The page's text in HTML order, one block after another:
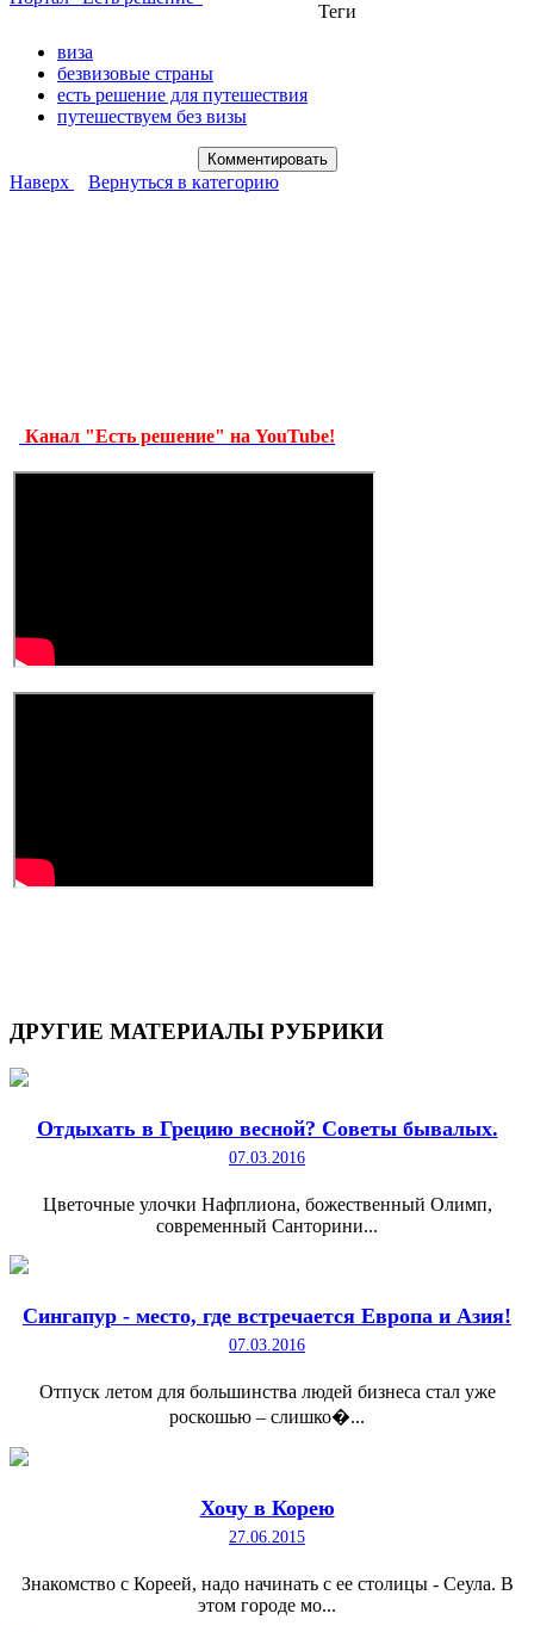
Теги
виза
безвизовые страны
есть решение для путешествия
путешествуем без визы
Наверх Вернуться в категорию
Канал "Есть решение" на YouTube!
ДРУГИЕ МАТЕРИАЛЫ РУБРИКИ
Отдыхать в Грецию весной? Советы бывалых.
07.03.2016
Цветочные улочки Нафплиона, божественный Олимп,
современный Санторини...
Сингапур - место, где встречается Европа и Азия!
07.03.2016
Отпуск летом для большинства людей бизнеса стал уже
роскошью – слишко�...
Хочу в Корею
27.06.2015
Знакомство с Кореей, надо начинать с ее столицы - Сеула. В
этом городе мо...